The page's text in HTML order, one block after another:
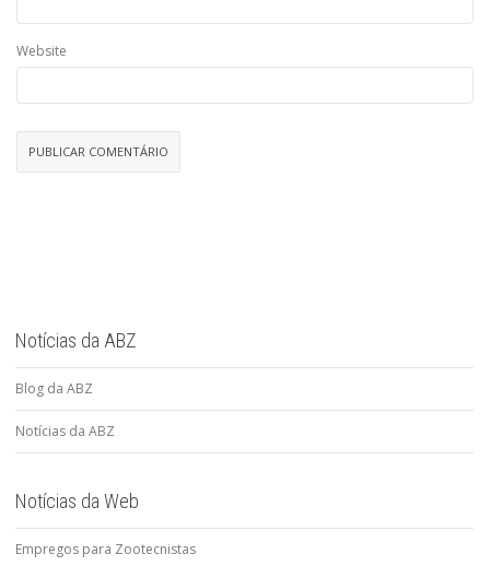
Website
Notícias da ABZ
Blog da ABZ
Notícias da ABZ
Notícias da Web
Empregos para Zootecnistas